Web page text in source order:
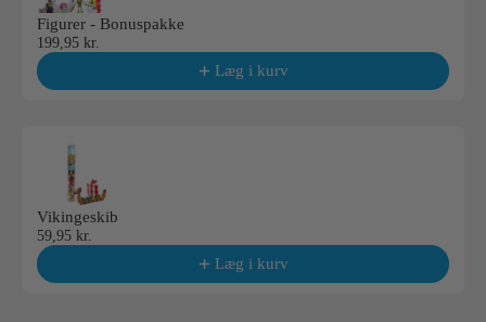
Figurer - Bonuspakke
199,95 kr.
Læg i kurv
Vikingeskib
59,95 kr.
Læg i kurv